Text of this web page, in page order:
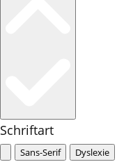
Schriftart
Sans-Serif Dyslexie